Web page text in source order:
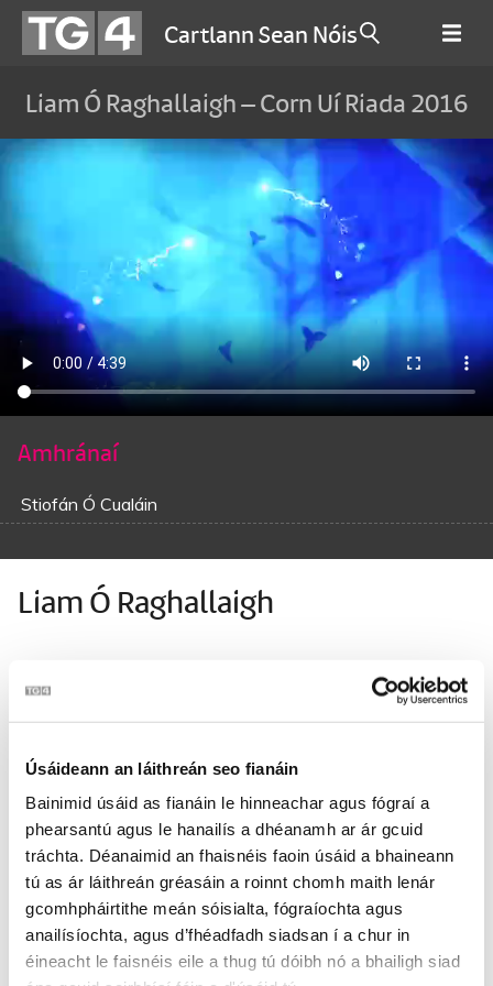
Úsáideann an láithreán seo fianáin
Bainimid úsáid as fianáin le hinneachar agus fógraí a
phearsantú agus le hanailís a dhéanamh ar ár gcuid
tráchta. Déanaimid an fhaisnéis faoin úsáid a bhaineann
tú as ár láithreán gréasáin a roinnt chomh maith lenár
gcomhpháirtithe meán sóisialta, fógraíochta agus
anailísíochta, agus d’fhéadfadh siadsan í a chur in
éineacht le faisnéis eile a thug tú dóibh nó a bhailigh siad
Cartlann Sean Nóis
Liam Ó Raghallaigh – Corn Uí Riada 2016
Amhránaí
Stiofán Ó Cualáin
Liam Ó Raghallaigh
do eachtraí
Ag na sagairt ‘s ag na bráithre agus iad seo ag trácht ar
Bhí an fhidil ar clár ann agus an chláirseach ‘s í dhá
spreagadh,
Agus triúr de na mná bána le haghaidh mo ghrása a
thabhairt abhaile.
‘S in mo bhaintreach ‘gus in mo mhaighdean sea fágadh
mé go hóg,
‘Gus tabhairigí scéala ag mo mhuintir gur báthadh mo mhíle
stór.
Is dá dtéinnse sa mbád an lá sin agus mo dhá láimhín a